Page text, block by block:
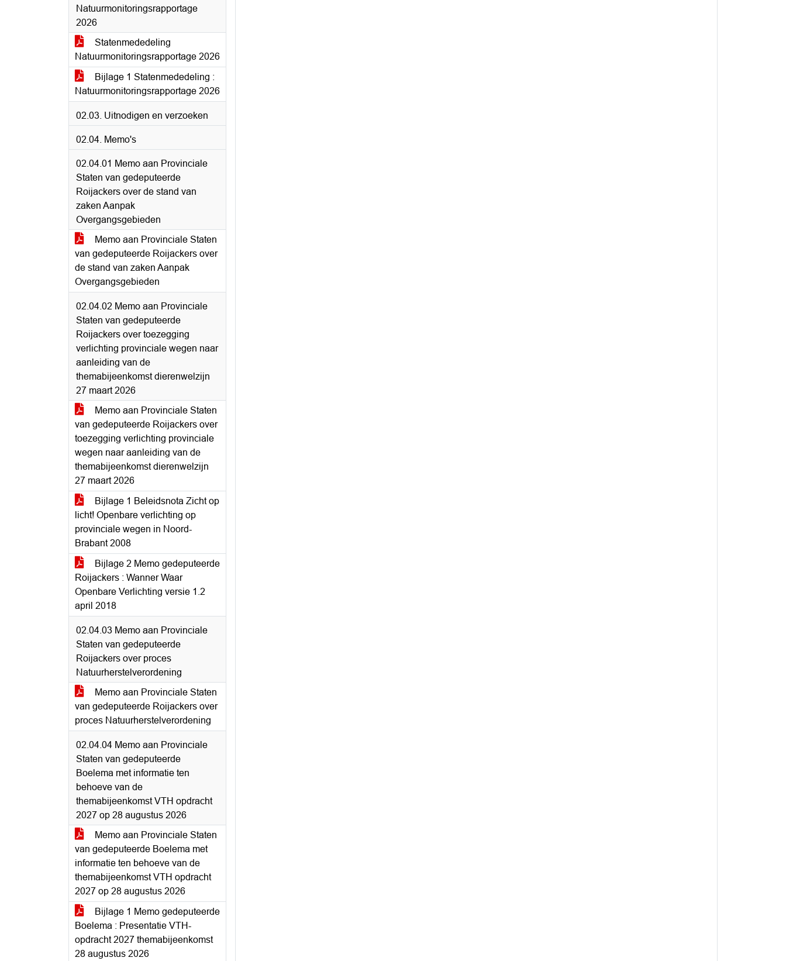
Natuurmonitoringsrapportage
2026
Statenmededeling
Natuurmonitoringsrapportage 2026
Bijlage 1 Statenmededeling :
Natuurmonitoringsrapportage 2026
02.03. Uitnodigen en verzoeken
02.04. Memo's
02.04.01 Memo aan Provinciale
Staten van gedeputeerde
Roijackers over de stand van
zaken Aanpak
Overgangsgebieden
Memo aan Provinciale Staten
van gedeputeerde Roijackers over
de stand van zaken Aanpak
Overgangsgebieden
02.04.02 Memo aan Provinciale
Staten van gedeputeerde
Roijackers over toezegging
verlichting provinciale wegen naar
aanleiding van de
themabijeenkomst dierenwelzijn
27 maart 2026
Memo aan Provinciale Staten
van gedeputeerde Roijackers over
toezegging verlichting provinciale
wegen naar aanleiding van de
themabijeenkomst dierenwelzijn
27 maart 2026
Bijlage 1 Beleidsnota Zicht op
licht! Openbare verlichting op
provinciale wegen in Noord-
Brabant 2008
Bijlage 2 Memo gedeputeerde
Roijackers : Wanner Waar
Openbare Verlichting versie 1.2
april 2018
02.04.03 Memo aan Provinciale
Staten van gedeputeerde
Roijackers over proces
Natuurherstelverordening
Memo aan Provinciale Staten
van gedeputeerde Roijackers over
proces Natuurherstelverordening
02.04.04 Memo aan Provinciale
Staten van gedeputeerde
Boelema met informatie ten
behoeve van de
themabijeenkomst VTH opdracht
2027 op 28 augustus 2026
Memo aan Provinciale Staten
van gedeputeerde Boelema met
informatie ten behoeve van de
themabijeenkomst VTH opdracht
2027 op 28 augustus 2026
Bijlage 1 Memo gedeputeerde
Boelema : Presentatie VTH-
opdracht 2027 themabijeenkomst
28 augustus 2026